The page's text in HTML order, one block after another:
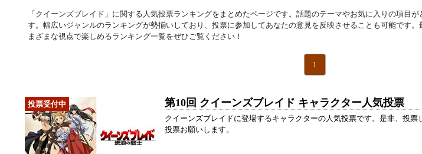
「クイーンズブレイド」に関する人気投票ランキングをまとめたページです。話題のテーマやお気に入りの項目
す。幅広いジャンルのランキングが勢揃いしており、投票に参加してあなたの意見を反映させることも可能です
まざまな視点で楽しめるランキング一覧をぜひご覧ください！
1
第10回 クイーンズブレイド キャラクター人気投票
クイーンズブレイドに登場するキャラクターの人気投票です。是非、投
投票お願いします。